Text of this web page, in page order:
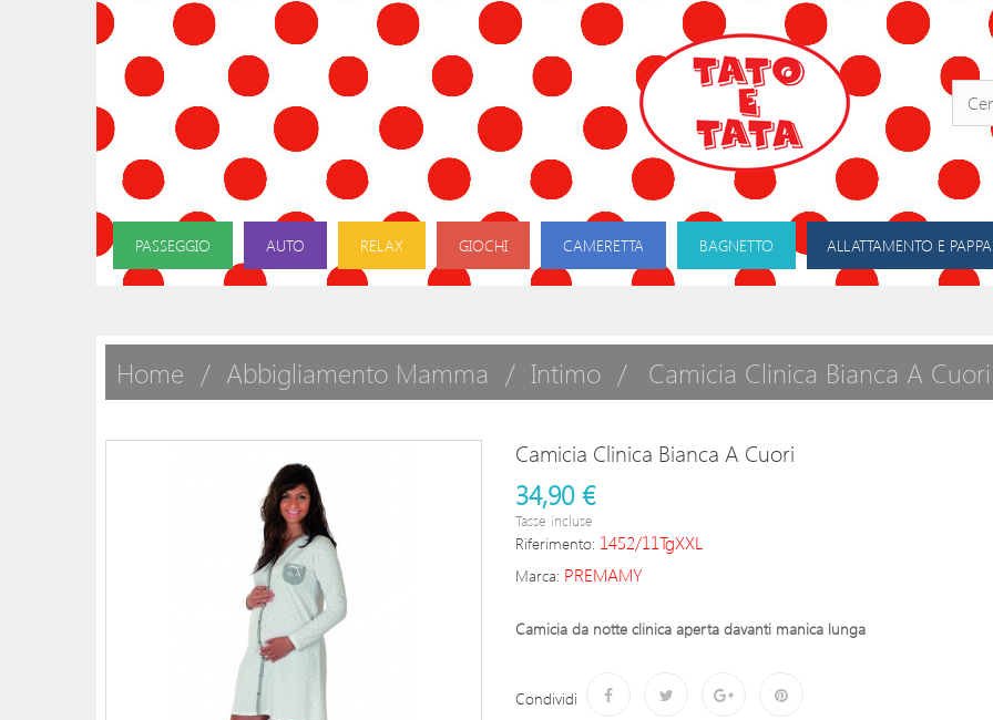
PASSEGGIO AUTO RELAX GIOCHI CAMERETTA BAGNETTO ALLATTAMENTO E PAPPA
Home Abbigliamento Mamma Intimo Camicia Clinica Bianca A Cuori
Camicia Clinica Bianca A Cuori
34,90 €
Tasse incluse
Riferimento: 1452/11TgXXL
Marca: PREMAMY
Camicia da notte clinica aperta davanti manica lunga
Condividi